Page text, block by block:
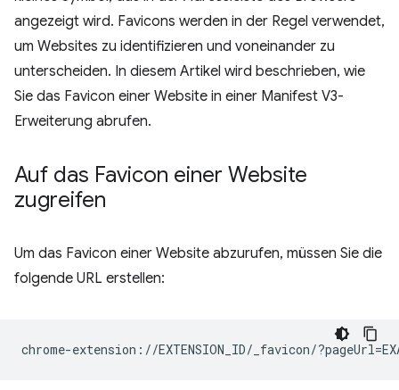
angezeigt wird. Favicons werden in der Regel verwendet,
um Websites zu identifizieren und voneinander zu
unterscheiden. In diesem Artikel wird beschrieben, wie
Sie das Favicon einer Website in einer Manifest V3-
Erweiterung abrufen.
Auf das Favicon einer Website
zugreifen
Um das Favicon einer Website abzurufen, müssen Sie die
folgende URL erstellen: